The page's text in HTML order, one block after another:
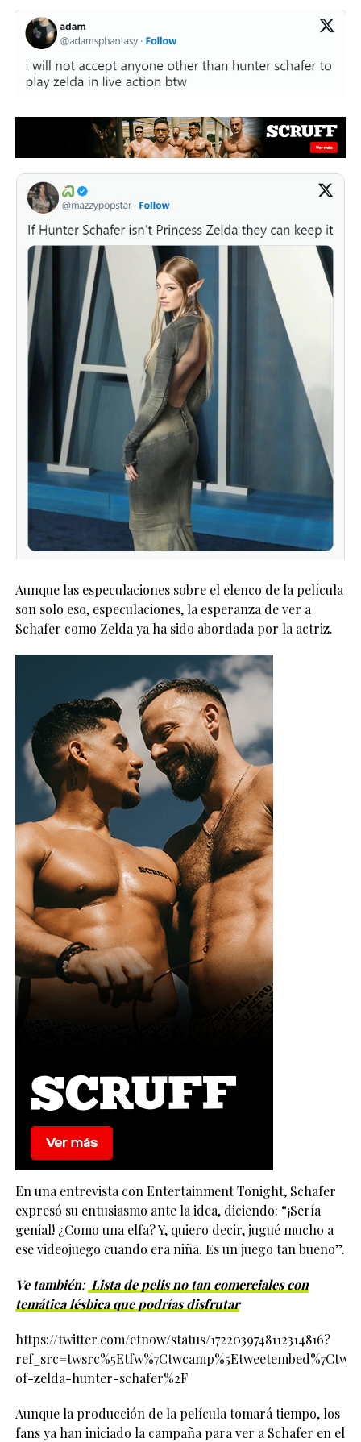
Aunque las especulaciones sobre el elenco de la película
son solo eso, especulaciones, la esperanza de ver a
Schafer como Zelda ya ha sido abordada por la actriz.
En una entrevista con Entertainment Tonight, Schafer
expresó su entusiasmo ante la idea, diciendo: “¡Sería
genial! ¿Como una elfa? Y, quiero decir, jugué mucho a
ese videojuego cuando era niña. Es un juego tan bueno”.
Ve también: Lista de pelis no tan comerciales con
temática lésbica que podrías disfrutar
https://twitter.com/etnow/status/1722039748112314816?
of-zelda-hunter-schafer%2F
Aunque la producción de la película tomará tiempo, los
fans ya han iniciado la campaña para ver a Schafer en el